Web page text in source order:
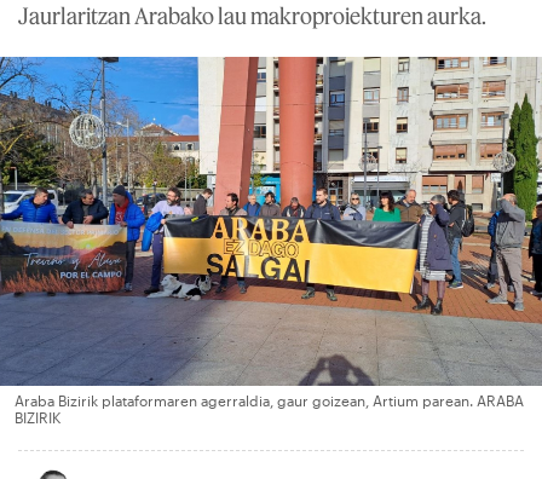
Jaurlaritzan Arabako lau makroproiekturen aurka.
Araba Bizirik plataformaren agerraldia, gaur goizean, Artium parean. ARABA
BIZIRIK